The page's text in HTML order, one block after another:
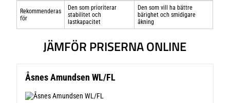
Rekommenderas
för
Den som prioriterar
stabilitet och
lastkapacitet
Den som vill ha bättre
bärighet och smidigare
åkning
JÄMFÖR PRISERNA ONLINE
Åsnes Amundsen WL/FL